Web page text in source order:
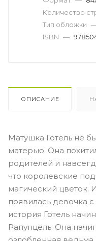
Количество
Тип обложки
ISBN —
ОПИСАНИЕ
Матушка Готель не
матерью. Она
родителей и
что королевские
магический цветок.
появилась девочка
история Готель
Рапунцель. Она